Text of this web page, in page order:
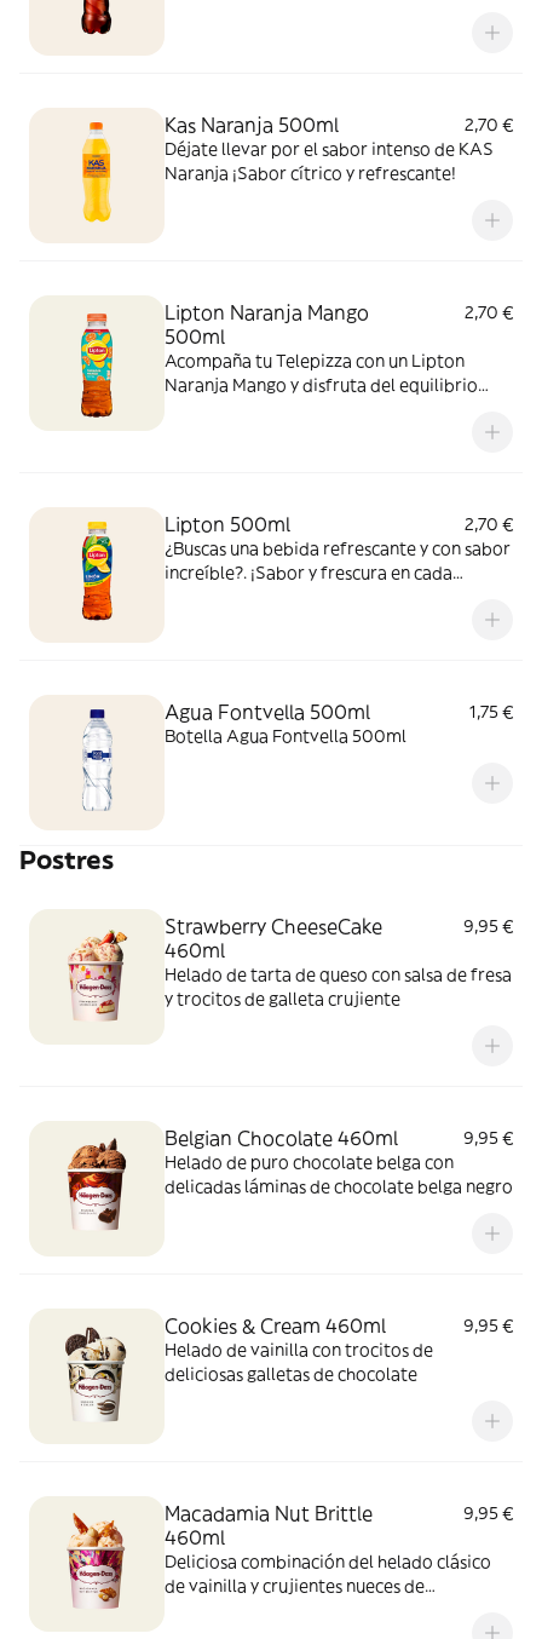
Kas Naranja 500ml
2,70 €
Déjate llevar por el sabor intenso de KAS
Naranja ¡Sabor cítrico y refrescante!
Lipton Naranja Mango
500ml
2,70 €
Acompaña tu Telepizza con un Lipton
Naranja Mango y disfruta del equilibrio
Lipton 500ml
2,70 €
¿Buscas una bebida refrescante y con sabor
increíble?. ¡Sabor y frescura en cada
Agua Fontvella 500ml
1,75 €
Botella Agua Fontvella 500ml
Postres
Strawberry CheeseCake
460ml
9,95 €
Helado de tarta de queso con salsa de fresa
y trocitos de galleta crujiente
Belgian Chocolate 460ml
9,95 €
Helado de puro chocolate belga con
delicadas láminas de chocolate belga negro
Cookies & Cream 460ml
9,95 €
Helado de vainilla con trocitos de
deliciosas galletas de chocolate
Macadamia Nut Brittle
460ml
9,95 €
Deliciosa combinación del helado clásico
de vainilla y crujientes nueces de